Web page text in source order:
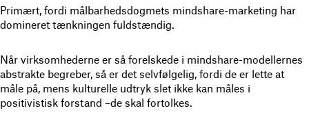
Primært, fordi målbarhedsdogmets mindshare-marketing har
domineret tænkningen fuldstændig.
Når virksomhederne er så forelskede i mindshare-modellernes
abstrakte begreber, så er det selvfølgelig, fordi de er lette at
måle på, mens kulturelle udtryk slet ikke kan måles i
positivistisk forstand –de skal fortolkes.